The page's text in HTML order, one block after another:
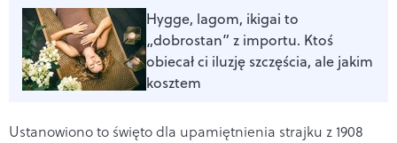
Hygge, lagom, ikigai to
„dobrostan” z importu. Ktoś
obiecał ci iluzję szczęścia, ale jakim
kosztem
Ustanowiono to święto dla upamiętnienia strajku z 1908